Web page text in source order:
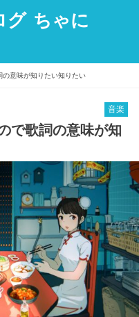
グ ちゃに
の意味が知りたい知りたい
音楽
で歌詞の意味が知